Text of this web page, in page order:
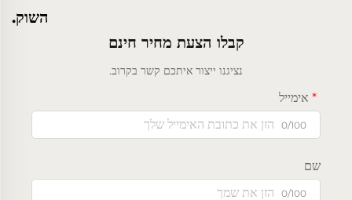
השוק.
קבלו הצעת מחיר חינם
נציגנו ייצור איתכם קשר בקרוב.
אימייל
0/100
שם
0/100